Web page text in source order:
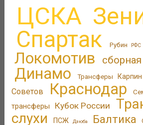
ЦСКА
Спартак Рубин РФС
Локомотив
Динамо Трансферы Карпин
Советов
Краснодар
трансферы
Кубок России
слухи
ПСЖ Дзюба Балтика